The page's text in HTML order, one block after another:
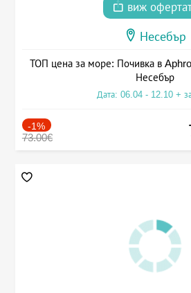
виж
Несебър
ТОП цена за море: Почивка в
Несебър
Дата: 06.04 - 12.10 +
-1%
73.00€